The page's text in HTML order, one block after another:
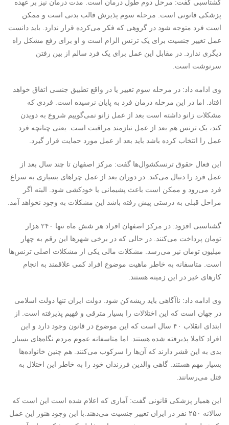
گشتاسبی گفت: مرحل دوم طول درمان است. مدت درمان نیز بر عهده
پزشکی قانونی است. مرحله سوم پذیرش قالب بدنی است و ممکن
است فرد متوجه شود در گروهی که فکر می‌کرده قرار ندارد. باید دانست
عمل تغییر جنسیت برای یک ترنس الزام است و او برای رفع مشکل راه
دیگری ندارد. در مقابل این عمل برای یک فرد سالم از بین رفتن
سرنوشت است.
وی ادامه داد: در مرحله سوم تغییر یا در واقع تطبیق جنسی اتفاق خواهد
افتاد. اما در این مرحله درمان فرد به پایان نرسیده است. فردی که
مشکلات زانو داشته است بعد از عمل زانو نمی‌گوییم شروع به دویدن
کند، یک ترنس هم بعد از عمل نیازمند مراقبت است. یعنی چنانچه فرد
عمل را انتخاب کرده باشد باید بعد از عمل مورد حمایت قرار گیرد.
این فعال حقوق ترنسکشوال‌ها گفت: مرکز اصفهان تا چند سال بعد از
عمل فرد را دنبال می‌کند. در دوران بعد از عمل چراهای بسیاری به سراغ
فرد می‌رود و ممکن است باعث پشیمانی یا خودکشی شود. البته اگر
مراحل قبلی به درستی پیش رفته باشد این مشکلات به وجود نخواهد آمد.
گشتاسبی افزود: در مرکز اصفهان افراد هر شش ماه تنها ۲۴۰ هزار
تومان پرداخت می‌کنند. در حالی که در برخی شهرها این رقم به چهار
میلیون تومان نیز می‌رسد. مشکلات مالی یکی از مشکلات اصلی ترنس‌ها
است. متاسفانه به خاطر ماهیت موضوع افراد کمی علاقمند به انجام
کارهای خیر در این زمینه هستند.
وی ادامه داد: ناآگاهی باید ریشه‌کن شود. دولت ایران تنها دولت اسلامی
در جهان است که این اختلالات را بسیار مترقی و فهیم پذیرفته است. از
ابتدای انقلاب ۴۰ سال است که این موضوع در قانون وجود دارد و این
افراد کاملا پذیرفته شده هستند. اما متاسفانه عموم مردم نگاه‌های بسیار
بدی به این قشر دارند که آن‌ها را سرکوب می‌کنند. هم چنین خانواده‌ها
بسیار مهم هستند. گاهی والدین فرزندان خود را به خاطر این اختلال به
قتل می‌رسانند.
این همیار پزشکی قانونی گفت: آماری که اعلام شده است این است که
سالانه ۲۵۰ نفر در ایران تغییر جنسیت می‌دهند.با این وجود هنوز این عمل